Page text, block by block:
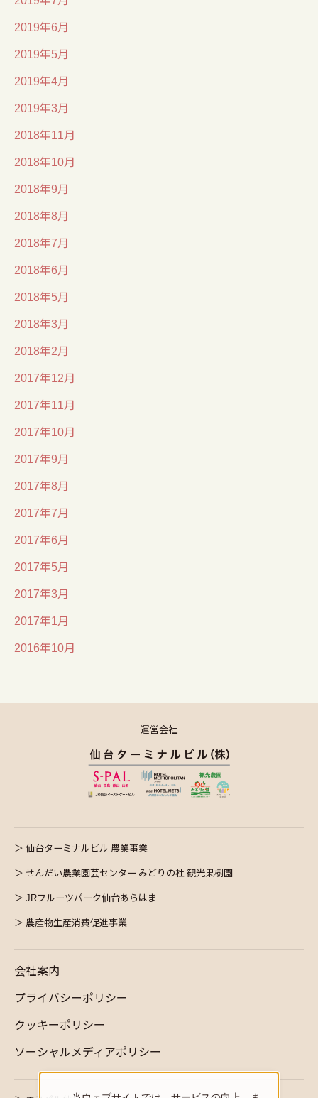
2019年6月
2019年5月
2019年4月
2019年3月
2018年11月
2018年10月
2018年9月
2018年8月
2018年7月
2018年6月
2018年5月
2018年3月
2018年2月
2017年12月
2017年11月
2017年10月
2017年9月
2017年8月
2017年7月
2017年6月
2017年5月
2017年3月
2017年1月
2016年10月
運営会社
仙台ターミナルビル 農業事業
せんだい農業園芸センター みどりの杜 観光果樹園
JRフルーツパーク仙台あらはま
農産物生産消費促進事業
会社案内
プライバシーポリシー
クッキーポリシー
ソーシャルメディアポリシー